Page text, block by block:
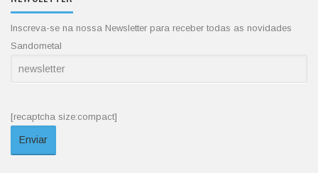
Inscreva-se na nossa Newsletter para receber todas as novidades
Sandometal
[recaptcha size:compact]